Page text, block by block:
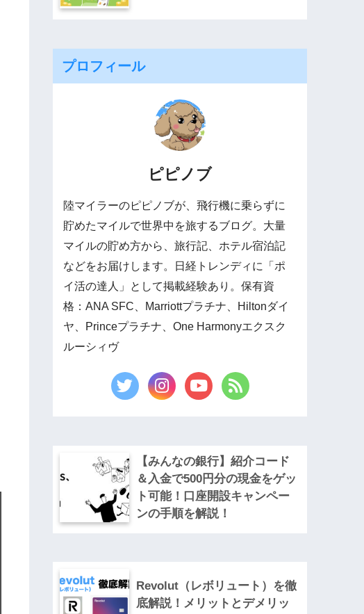
プロフィール
ピピノブ
陸マイラーのピピノブが、飛行機に乗らずに
貯めたマイルで世界中を旅するブログ。大量
マイルの貯め方から、旅行記、ホテル宿泊記
などをお届けします。日経トレンディに「ポ
イ活の達人」として掲載経験あり。保有資
格：ANA SFC、Marriottプラチナ、Hiltonダイ
ヤ、Princeプラチナ、One Harmonyエクスク
ルーシィヴ
【みんなの銀行】紹介コード
＆入金で500円分の現金をゲッ
ト可能！口座開設キャンペー
ンの手順を解説！
Revolut（レボリュート）を徹
底解説！メリットとデメリッ